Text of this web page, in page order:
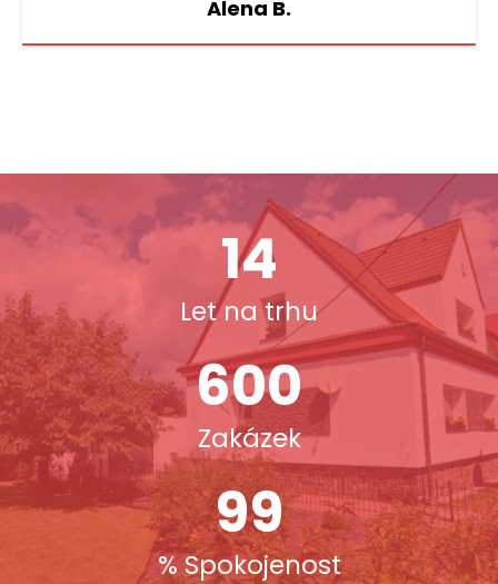
Alena B.
14
Let na trhu
600
Zakázek
99
% Spokojenost